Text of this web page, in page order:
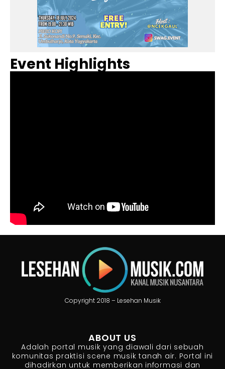
Event Highlights
Copyright 2018 – Lesehan Musik
ABOUT US
Adalah portal musik yang diawali dari sebuah
komunitas praktisi scene musik tanah air. Portal ini
dihadirkan untuk memberikan informasi dan